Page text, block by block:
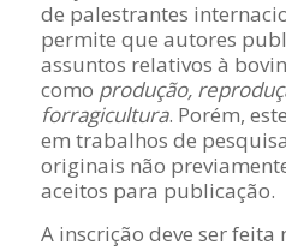
de palestrantes
permite que autores
assuntos relativos à
como produção,
forragicultura. Porém,
em trabalhos de
originais não
aceitos para publicação.
A inscrição deve ser feita